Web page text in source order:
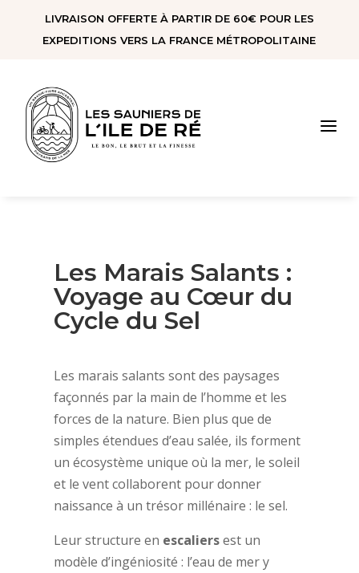
Panneau de gestion des cookies
LIVRAISON OFFERTE À PARTIR DE 60€ POUR LES
EXPEDITIONS VERS LA FRANCE MÉTROPOLITAINE
a
Les Marais Salants :
Voyage au Cœur du
Cycle du Sel
Les marais salants sont des paysages
façonnés par la main de l’homme et les
forces de la nature. Bien plus que de
simples étendues d’eau salée, ils forment
un écosystème unique où la mer, le soleil
et le vent collaborent pour donner
naissance à un trésor millénaire : le sel.
Leur structure en escaliersest un
modèle d’ingéniosité : l’eau de mer y